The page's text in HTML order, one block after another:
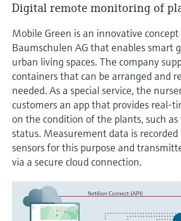
温度测量
压力测量
系统产品
光学分析
软件
涡街流量计
热式质量流量计
Differential pressure flow
measurement
选购全部
超声波物位测量
电容物位测量
静压液位测量
Conductive level measurement
放射线物位测量
氯传感器和变送器
溶解氧传感器和变送器
实验室检测仪表和便携式pH计
全自动水质采样仪
ORP电极和变送器
高温型温度计
卫生型温度计
紧凑型温度计
温度开关
线缆式温度计
WirelessHART解决方案
网关和调制解调器
设备配置用平板电脑
能量管理仪和应用管理仪
选购全部
颗粒测量设备
数字分析仪解决方案
过程气体分析仪
空气质量测量装置
视距测量仪
Netilion Library
Netilion Inventory
Netilion Connect
Netilion Device Viewer
仪表性能优化服务
View all
Industrial Project Management
Extended warranty
Repair of measuring instruments
现净零目标
生命科学：创新技术助推卓越运营
化工：深化合作，助推可持续成功
电力与能源
采矿、矿物加工及冶金：打造可持
续的未来
公用工程：可靠使用蒸汽
下载区
搜索和下载技术手册, 宣传资料, 出版物, 软
件更新, 视频, 证书等各类文件!
学习
学习中心
学习中心 - 探索Endress+Hauser学习平台上
的指导课程与资源，随时随地提升技能。
活动和培训
在线研讨会等各种活动中灵活选择。
客户案例
新闻与案例
活动和培训
您的Endress+Hauser职业生涯
财务业绩
集团管理层
发展历程
文化与价值观
关联公司
温度+系统产品
Endress+Hauser 数字解决方案
Endress+Hauser 光学分析
Endress+Hauser SICK
My Endress+Hauser
建立电子采购流程，从容应对未来
需求
事实速览
媒体活动
在线研讨会和回放
峰会
线下活动
查找市场活动及培训
在Endress+Hauser工作
更多工作机会
德国耶拿分析仪器公司的工作机会
IST创新传感器技术公司的工作机
会
Job opportunities at
Digital remote monitoring of
Mobile Green is an innovative
Baumschulen AG that enables smart
urban living spaces. The company
containers that can be arranged and
needed. As a special service, the
customers an app that provides real-
on the condition of the plants, such
status. Measurement data is
sensors for this purpose and
via a secure cloud connection.